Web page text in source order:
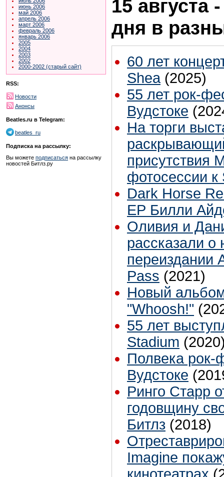
июнь 2006
май 2006
апрель 2006
март 2006
февраль 2006
январь 2006
2005
2004
2003
2002
2000-2002 (старый сайт)
RSS:
Новости
Анонсы
Beatles.ru в Telegram:
beatles_ru
Подписка на рассылку:
Вы можете подписаться на рассылку
новостей Битлз.ру
15 августа
дня в
60 лет
Shea (2025)
55 лет рок-
Вудстоке
На торги
присутствия
фотосессии к
Dark Horse
ЕР Билли
Оливия и
рассказали
переиздании
Pass (2021)
Новый
"Whoosh!"
55 лет
Stadium
Полвека рок-
Вудстоке
Ринго Старр
годовщину
Битлз (2018)
Imagine